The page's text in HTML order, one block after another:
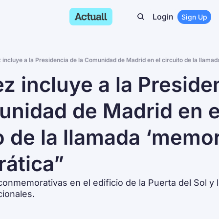
Login Sign Up
incluye a la Presidencia de la Comunidad de Madrid en el circuito de la
incluye a la
de Madrid en
la llamada
en el edificio de la Puerta del Sol y